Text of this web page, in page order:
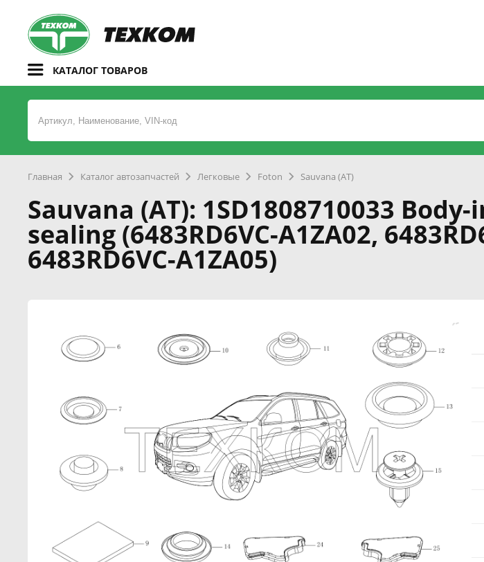
КАТАЛОГ ТОВАРОВ
Главная Каталог автозапчастей Легковые Foton Sauvana (AT)
Sauvana (AT): 1SD1808710033
sealing (6483RD6VC-A1ZA02,
6483RD6VC-A1ZA05)